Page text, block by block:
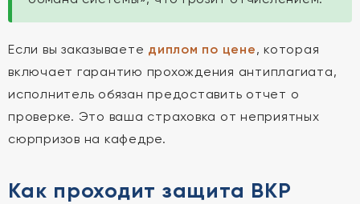
Если вы заказываете диплом по цене, которая
включает гарантию прохождения антиплагиата,
исполнитель обязан предоставить отчет о
проверке. Это ваша страховка от неприятных
сюрпризов на кафедре.
Как проходит защита ВКР